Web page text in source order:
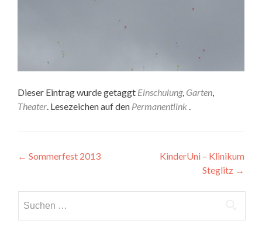
Dieser Eintrag wurde getaggt Einschulung, Garten
Theater . Lesezeichen auf den Permanentlink
Artikel-
← Sommerfest 2013
KinderUni – Klinikum
Steglitz →
nach: